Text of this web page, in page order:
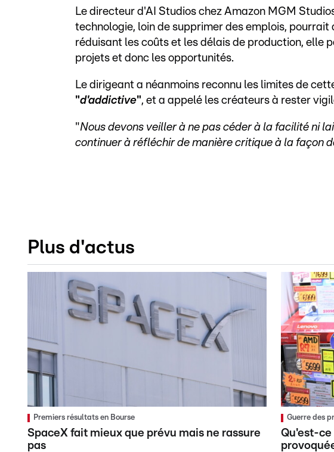
Le directeur d'AI Studios chez Amazon MGM
technologie, loin de supprimer des emplois,
réduisant les coûts et les délais de production, elle
projets et donc les opportunités.
Le dirigeant a néanmoins reconnu les limites de
"d'addictive", et a appelé les créateurs à rester
"Nous devons veiller à ne pas céder à la facilité ni
continuer à réfléchir de manière critique à la façon
Plus d'actus
Premiers résultats en Bourse
SpaceX fait mieux que prévu mais ne rassure
pas
Guerre des
Qu'est-ce